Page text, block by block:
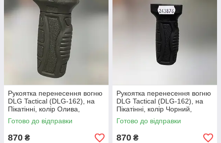
Рукоятка перенесення вогню
DLG Tactical (DLG-162), на
Пікатінні, колір Олива,
прогумована
Готово до відправки
870 ₴
Рукоятка перенесення вогню
DLG Tactical (DLG-162), на
Пікатінні, колір Чорний,
прогумована
Готово до відправки
870 ₴